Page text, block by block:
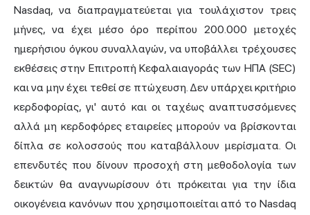
Nasdaq, να διαπραγματεύεται για τουλάχιστον τρεις
μήνες, να έχει μέσο όρο περίπου 200.000 μετοχές
ημερήσιου όγκου συναλλαγών, να υποβάλλει τρέχουσες
εκθέσεις στην Επιτροπή Κεφαλαιαγοράς των ΗΠΑ (SEC)
και να μην έχει τεθεί σε πτώχευση. Δεν υπάρχει κριτήριο
κερδοφορίας, γι' αυτό και οι ταχέως αναπτυσσόμενες
αλλά μη κερδοφόρες εταιρείες μπορούν να βρίσκονται
δίπλα σε κολοσσούς που καταβάλλουν μερίσματα. Οι
επενδυτές που δίνουν προσοχή στη μεθοδολογία των
δεικτών θα αναγνωρίσουν ότι πρόκειται για την ίδια
οικογένεια κανόνων που χρησιμοποιείται από το Nasdaq